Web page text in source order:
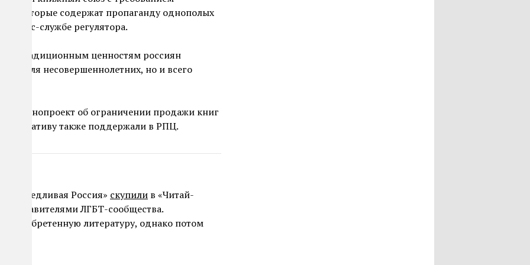
которые содержат пропаганду однополых
пресс-службе регулятора.
традиционным ценностям россиян
для несовершеннолетних, но и всего
законопроект об ограничении продажи книг
Инициативу также поддержали в РПЦ.
Россия» скупили в «Читай-
ЛГБТ-сообщества.
приобретенную литературу, однако потом